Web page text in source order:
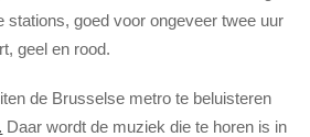
stations, goed voor ongeveer twee uur
geel en rood.
de Brusselse metro te beluisteren
Daar wordt de muziek die te horen is in